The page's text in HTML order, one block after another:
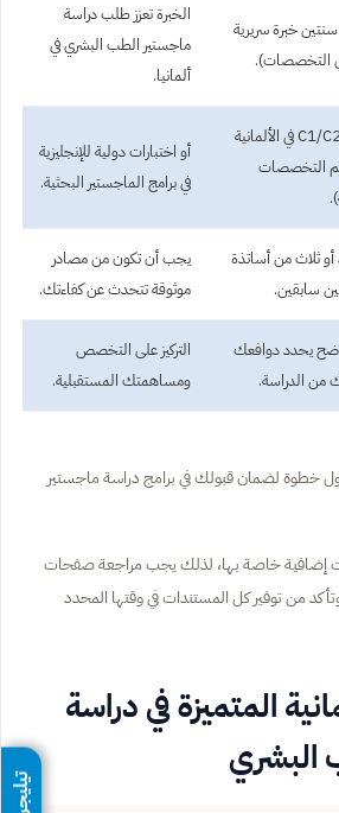
خبرة سريرية
التخصصات).
الخبرة تعزز طلب دراسة
ماجستير الطب البشري في
ألمانيا.
شهادة C1/C2 في الألمانية
التخصصات
أو اختبارات دولية للإنجليزية
في برامج الماجستير البحثية.
أو ثلاث من أساتذة
سابقين.
يجب أن تكون من مصادر
موثوقة تتحدث عن كفاءتك.
يحدد دوافعك
من الدراسة.
التركيز على التخصص
ومساهمتك المستقبلية.
خطوة لضمان قبولك في برامج دراسة ماجستير
إضافية خاصة بها، لذلك يجب مراجعة صفحات
من توفير كل المستندات في وقتها المحدد
المتميزة في دراسة
البشري